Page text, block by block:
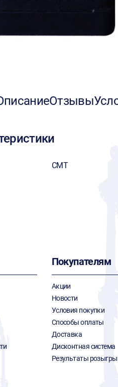
Отзывы
CMT
Покупателям
Акции
Новости
Условия покупки
Способы оплаты
Доставка
Дисконтная система
Результаты